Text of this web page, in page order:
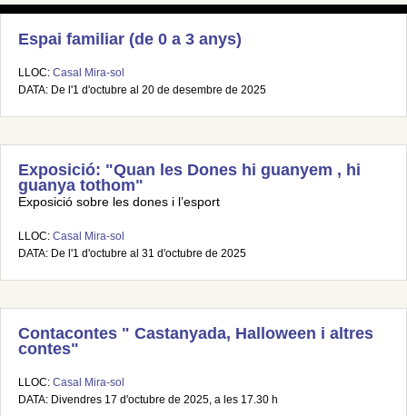
Espai familiar (de 0 a 3 anys)
LLOC: Casal Mira-sol
DATA: De l'1 d'octubre al 20 de desembre de 2025
Exposició: "Quan les Dones hi guanyem , hi
guanya tothom"
Exposició sobre les dones i l’esport
LLOC: Casal Mira-sol
DATA: De l'1 d'octubre al 31 d'octubre de 2025
Contacontes " Castanyada, Halloween i altres
contes"
LLOC: Casal Mira-sol
DATA: Divendres 17 d'octubre de 2025, a les 17.30 h